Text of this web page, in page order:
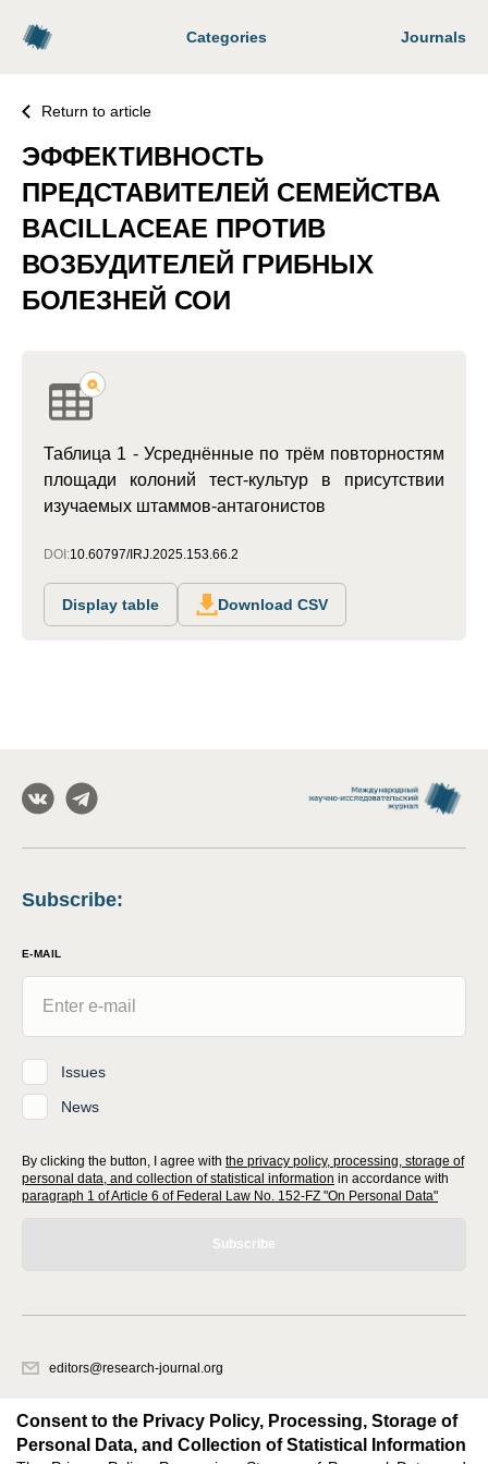
Categories Journals
Return to article
ЭФФЕКТИВНОСТЬ
ПРЕДСТАВИТЕЛЕЙ СЕМЕЙСТВА
BACILLACEAE ПРОТИВ
ВОЗБУДИТЕЛЕЙ ГРИБНЫХ
БОЛЕЗНЕЙ СОИ
Таблица 1 - Усреднённые по трём повторностям
площади колоний тест-культур в присутствии
изучаемых штаммов-антагонистов
DOI:10.60797/IRJ.2025.153.66.2
Display table Download CSV
Subscribe:
E-MAIL
Issues
News
By clicking the button, I agree with the privacy policy, processing, storage of
personal data, and collection of statistical information in accordance with
paragraph 1 of Article 6 of Federal Law No. 152-FZ "On Personal Data"
Subscribe
editors@research-journal.org
office 1
Consent to the Privacy Policy, Processing, Storage of
Personal Data, and Collection of Statistical Information